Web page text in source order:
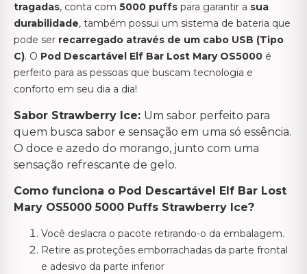
tragadas, conta com 5000 puffs para garantir a sua
durabilidade, também possui um sistema de bateria que
pode ser recarregado através de um cabo USB (Tipo
C). O Pod Descartável Elf Bar Lost Mary OS5000 é
perfeito para as pessoas que buscam tecnologia e
conforto em seu dia a dia!
Sabor Strawberry Ice: Um sabor perfeito para
quem busca sabor e sensação em uma só essência.
O doce e azedo do morango, junto com uma
sensação refrescante de gelo.
Como funciona o Pod Descartável Elf Bar Lost
Mary OS5000 5000 Puffs Strawberry Ice?
Você deslacra o pacote retirando-o da embalagem.
Retire as proteções emborrachadas da parte frontal
e adesivo da parte inferior